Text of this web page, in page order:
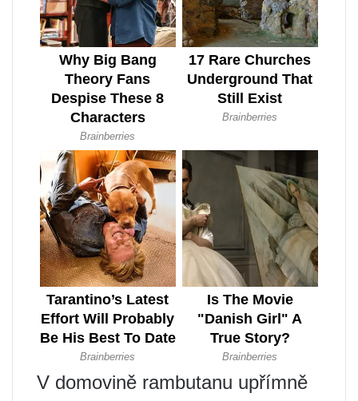
V domovině rambutanu upřímně